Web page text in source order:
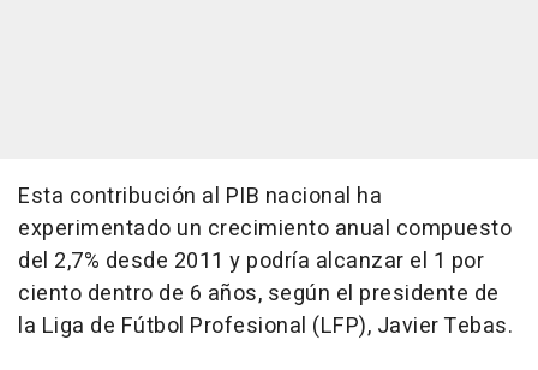
Esta contribución al PIB nacional ha
experimentado un crecimiento anual compuesto
del 2,7% desde 2011 y podría alcanzar el 1 por
ciento dentro de 6 años, según el presidente de
la Liga de Fútbol Profesional (LFP), Javier Tebas.